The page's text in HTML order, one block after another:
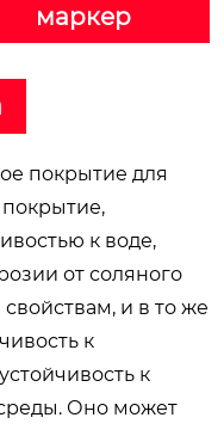
маркер
покрытие для
к воде,
от соляного
и в то же
к
к
Оно может